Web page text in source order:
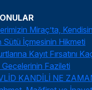
Miraç’ta,
Sütü İçmesinin Hikmeti
Kayıt Fırsatını
Fazileti
KANDİLİ NE